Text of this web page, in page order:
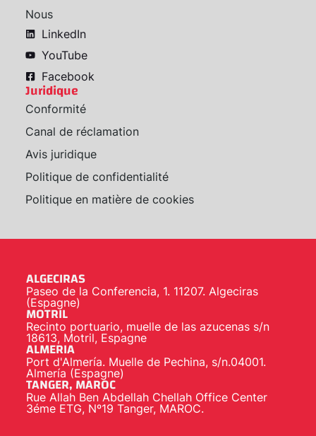
Nous
LinkedIn
YouTube
Facebook
Juridique
Conformité
Canal de réclamation
Avis juridique
Politique de confidentialité
Politique en matière de cookies
ALGECIRAS
Paseo de la Conferencia, 1. 11207. Algeciras
(Espagne)
MOTRIL
Recinto portuario, muelle de las azucenas s/n
18613, Motril, Espagne
ALMERIA
Port d'Almería. Muelle de Pechina, s/n.04001.
Almería (Espagne)
TANGER, MAROC
Rue Allah Ben Abdellah Chellah Office Center
3éme ETG, Nº19 Tanger, MAROC.